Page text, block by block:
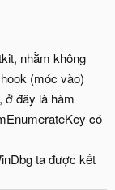
nhằm không
(móc vào)
ở đây là hàm
có
ta được kết